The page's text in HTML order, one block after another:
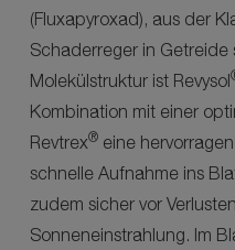
(Fluxapyroxad), aus der
Schaderreger in
Molekülstruktur ist Revysol
Kombination mit einer
Revtrex® eine
schnelle Aufnahme ins
zudem sicher vor
Sonneneinstrahlung. Im